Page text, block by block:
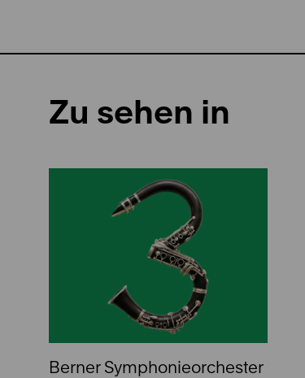
Zu sehen in
Berner Symphonieorchester